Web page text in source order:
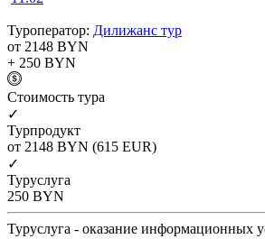
Туроператор: Дилижанс тур
от 2148 BYN
+ 250 BYN
Cтоимость тура
✓
Турпродукт
от 2148 BYN (615 EUR)
✓
Туруслуга
250 BYN
Туруслуга - оказание информационных